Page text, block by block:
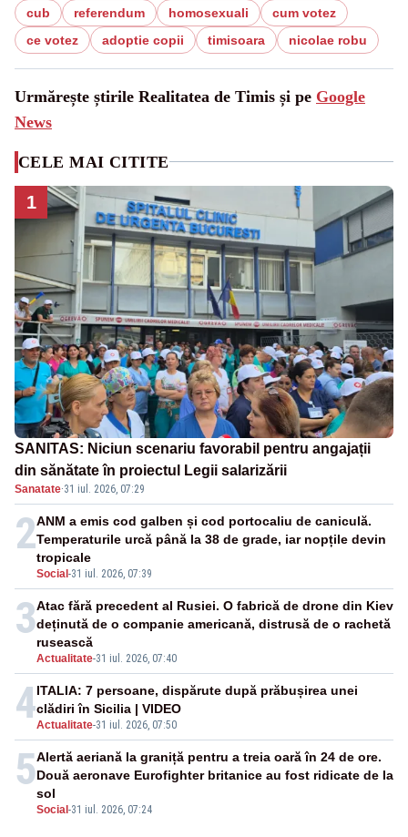
cub referendum homosexuali
cum votez
ce votez
adoptie copii timisoara nicolae robu
Urmărește știrile Realitatea de Timis și pe Google
News
CELE MAI CITITE
1
SANITAS: Niciun scenariu favorabil pentru angajații
din sănătate în proiectul Legii salarizării
Sanatate·31 iul. 2026, 07:29
2
Social -31 iul. 2026, 07:39
ANM a emis cod galben și cod portocaliu de caniculă.
Temperaturile urcă până la 38 de grade, iar nopțile devin
tropicale
3
Actualitate-31 iul. 2026, 07:40
Atac fără precedent al Rusiei. O fabrică de drone din Kiev
deținută de o companie americană, distrusă de o rachetă
rusească
4Actualitate-31 iul. 2026, 07:50
ITALIA: 7 persoane, dispărute după prăbușirea unei
clădiri în Sicilia | VIDEO
5
Social -31 iul. 2026, 07:24
Alertă aeriană la graniță pentru a treia oară în 24 de ore.
Două aeronave Eurofighter britanice au fost ridicate de la
sol